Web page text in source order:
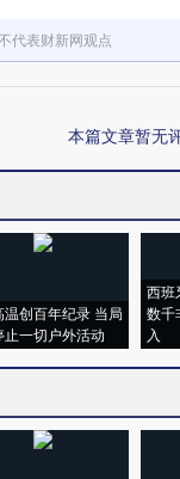
代表财新网观点
本篇文章暂无
温创百年纪录 当局
止一切户外活动
西班
数千
入